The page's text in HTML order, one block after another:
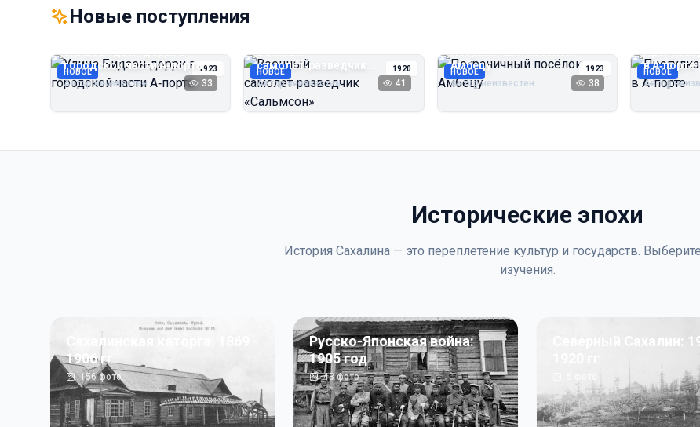
Новые поступления
НОВОЕ 1923
Улица Бидзэн‑дорри в
городской части А‑порта
Автор неизвестен 33
НОВОЕ 1920
Военный
самолёт‑разведчик
«Сальмсон»
Автор неизвестен 41
НОВОЕ 1923
Пограничный посёлок
Амбецу
Автор неизвестен 38
НОВОЕ
Прогулка
в А‑порте
Автор
Исторические эпохи
История Сахалина — это переплетение культур и государств.
изучения.
Сахалинская каторга: 1869 -
1906 гг
156фото
Русско-Японская война:
1905 год
43фото
Северный Сахалин: